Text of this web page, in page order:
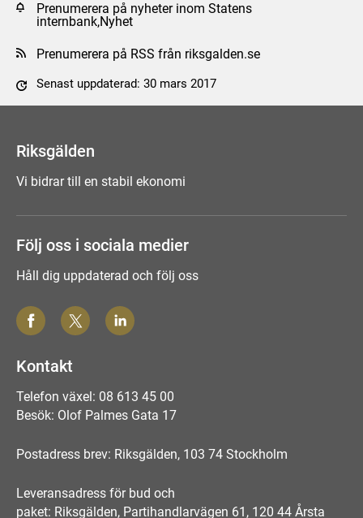
Prenumerera på nyheter inom Statens
internbank,Nyhet
Prenumerera på RSS från riksgalden.se
Senast uppdaterad: 30 mars 2017
Riksgälden
Vi bidrar till en stabil ekonomi
Följ oss i sociala medier
Håll dig uppdaterad och följ oss
Kontakt
Telefon växel: 08 613 45 00
Besök: Olof Palmes Gata 17
Postadress brev: Riksgälden, 103 74 Stockholm
Leveransadress för bud och
paket: Riksgälden, Partihandlarvägen 61, 120 44 Årsta